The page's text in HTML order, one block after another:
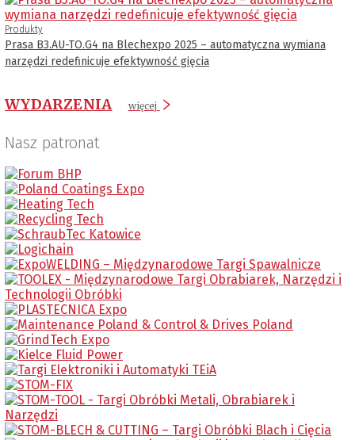
Produkty
Prasa B3.AU-TO.G4 na Blechexpo 2025 – automatyczna wymiana
narzędzi redefinicuje efektywność gięcia
WYDARZENIA więcej
Nasz patronat